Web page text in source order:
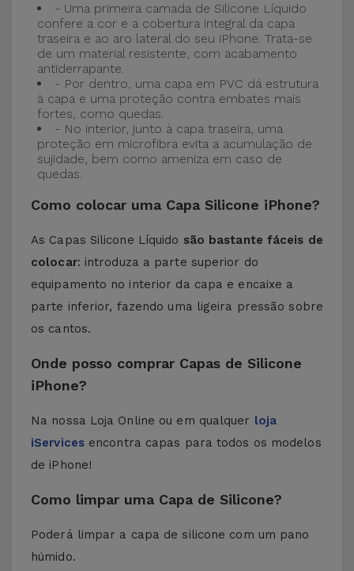
- Uma primeira camada de Silicone Líquido
confere a cor e a cobertura integral da capa
traseira e ao aro lateral do seu iPhone. Trata-se
de um material resistente, com acabamento
antiderrapante.
- Por dentro, uma capa em PVC dá estrutura
à capa e uma proteção contra embates mais
fortes, como quedas.
- No interior, junto à capa traseira, uma
proteção em microfibra evita a acumulação de
sujidade, bem como ameniza em caso de
quedas.
Como colocar uma Capa Silicone iPhone?
As Capas Silicone Líquido são bastante fáceis de
colocar: introduza a parte superior do
equipamento no interior da capa e encaixe a
parte inferior, fazendo uma ligeira pressão sobre
os cantos.
Onde posso comprar Capas de Silicone
iPhone?
Na nossa Loja Online ou em qualquer loja
iServicesencontra capas para todos os modelos
de iPhone!
Como limpar uma Capa de Silicone?
Poderá limpar a capa de silicone com um pano
húmido.